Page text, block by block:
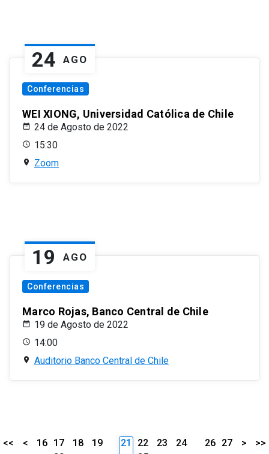
24 AGO
Conferencias
WEI XIONG, Universidad Católica de Chile
24 de Agosto de 2022
15:30
Zoom
19 AGO
Conferencias
Marco Rojas, Banco Central de Chile
19 de Agosto de 2022
14:00
Auditorio Banco Central de Chile
<< < 16 17 18
19
21 22 23
24
26 27 > >>